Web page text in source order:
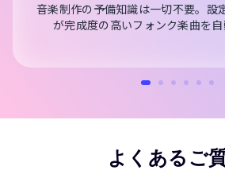
音楽制作の予備知識は一切不要。設
が完成度の高いフォンク楽曲を自
よくあるご